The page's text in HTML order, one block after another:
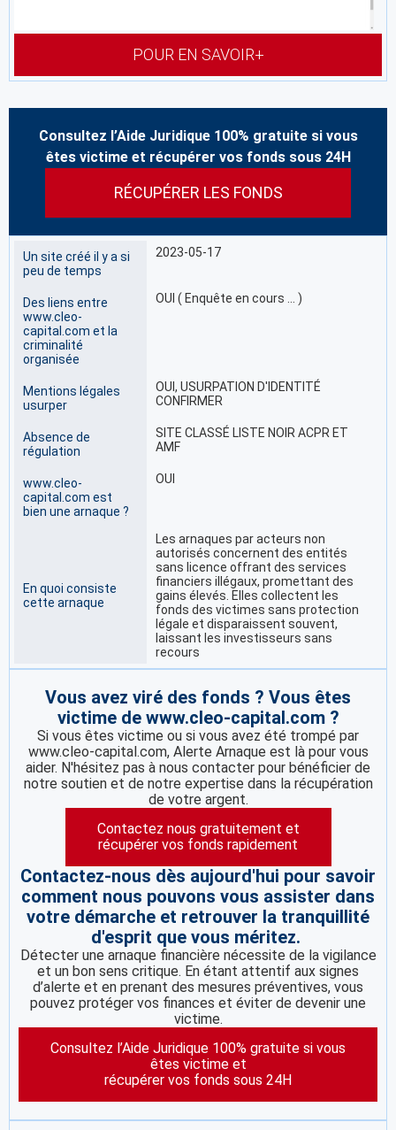
POUR EN SAVOIR+
Consultez l’Aide Juridique 100% gratuite si vous
êtes victime et récupérer vos fonds sous 24H
RÉCUPÉRER LES FONDS
Un site créé il y a si
peu de temps
2023-05-17
Des liens entre
www.cleo-
capital.com et la
criminalité
organisée
OUI ( Enquête en cours … )
Mentions légales
usurper
OUI, USURPATION D'IDENTITÉ
CONFIRMER
Absence de
régulation
SITE CLASSÉ LISTE NOIR ACPR ET
AMF
www.cleo-
capital.com est
bien une arnaque ?
OUI
En quoi consiste
cette arnaque
Les arnaques par acteurs non
autorisés concernent des entités
sans licence offrant des services
financiers illégaux, promettant des
gains élevés. Elles collectent les
fonds des victimes sans protection
légale et disparaissent souvent,
laissant les investisseurs sans
recours
Vous avez viré des fonds ? Vous êtes
victime de www.cleo-capital.com ?
Si vous êtes victime ou si vous avez été trompé par
www.cleo-capital.com, Alerte Arnaque est là pour vous
aider. N'hésitez pas à nous contacter pour bénéficier de
notre soutien et de notre expertise dans la récupération
de votre argent.
Contactez nous gratuitement et
récupérer vos fonds rapidement
Contactez-nous dès aujourd'hui pour savoir
comment nous pouvons vous assister dans
votre démarche et retrouver la tranquillité
d'esprit que vous méritez.
Détecter une arnaque financière nécessite de la vigilance
et un bon sens critique. En étant attentif aux signes
d’alerte et en prenant des mesures préventives, vous
pouvez protéger vos finances et éviter de devenir une
victime.
Consultez l’Aide Juridique 100% gratuite si vous
êtes victime et
récupérer vos fonds sous 24H